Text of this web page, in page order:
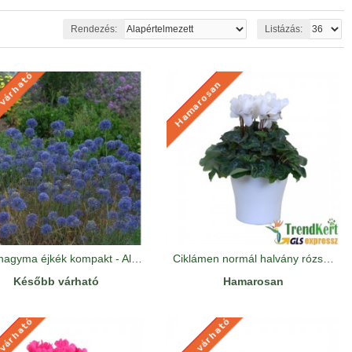
Rendezés: Listázás:
Később várható
Díszhagyma éjkék kompakt - Allium caeruleum
HAMAROSAN
Hamarosan
Hamarosan
Ciklámen normál halvány rózsaszín - Cyclamen Midi White